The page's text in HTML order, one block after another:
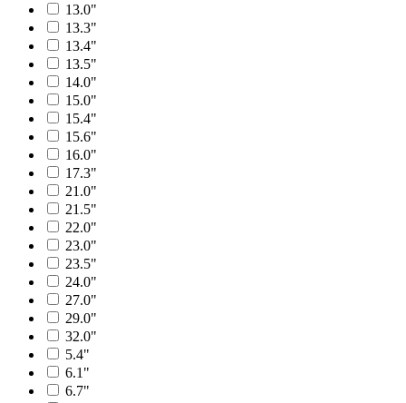
13.0"
13.3"
13.4"
13.5"
14.0"
15.0"
15.4"
15.6"
16.0"
17.3"
21.0"
21.5"
22.0"
23.0"
23.5"
24.0"
27.0"
29.0"
32.0"
5.4"
6.1"
6.7"